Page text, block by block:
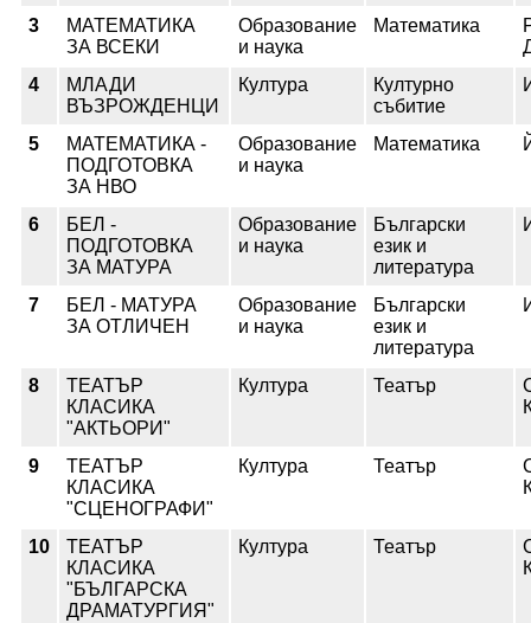
3
МАТЕМАТИКА
ЗА ВСЕКИ
Образование
и наука
Математика
4
МЛАДИ
ВЪЗРОЖДЕНЦИ
Култура
Културно
събитие
5
МАТЕМАТИКА -
ПОДГОТОВКА
ЗА НВО
Образование
и наука
Математика
6
БЕЛ -
ПОДГОТОВКА
ЗА МАТУРА
Образование
и наука
Български
език и
литература
7
БЕЛ - МАТУРА
ЗА ОТЛИЧЕН
Образование
и наука
Български
език и
литература
8
ТЕАТЪР
КЛАСИКА
"АКТЬОРИ"
Култура Театър
9
ТЕАТЪР
КЛАСИКА
"СЦЕНОГРАФИ"
Култура Театър
10
ТЕАТЪР
КЛАСИКА
"БЪЛГАРСКА
ДРАМАТУРГИЯ"
Култура Театър